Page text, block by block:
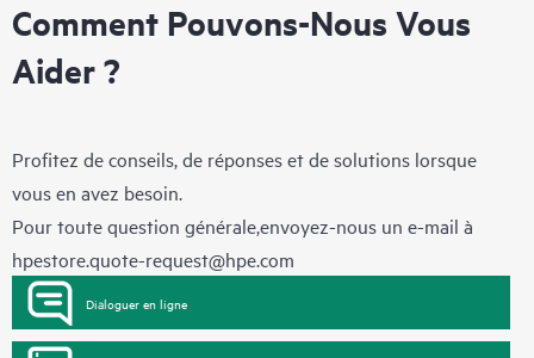
Comment Pouvons-Nous Vous
Aider ?
Profitez de conseils, de réponses et de solutions lorsque
vous en avez besoin.
Pour toute question générale,envoyez-nous un e-mail à
hpestore.quote-request@hpe.com
Dialoguer en ligne